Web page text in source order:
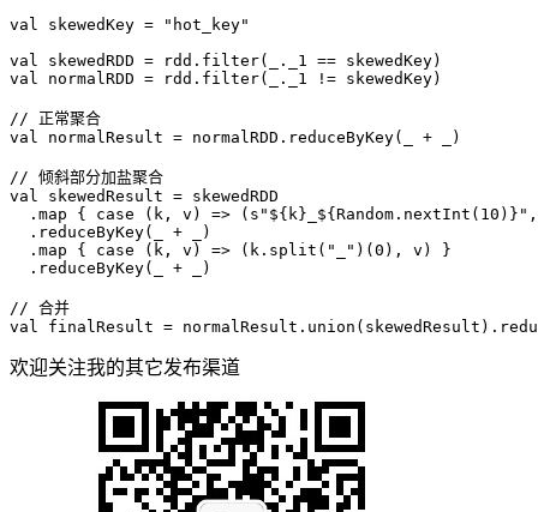
val skewedKey =
"hot_key"
val
val normalRDD = rdd.filter(_._1 != skewedKey)
// 正常聚合
val normalResult = normalRDD.reduceByKey(_ + _)
// 倾斜部分加盐聚合
val skewedResult = skewedRDD
  .map {
case (k, v) => ( s" ${k} ${Random.nextInt(10)} "
  .reduceByKey(_ + _)
  .map {
case (k, v) => (k.split( "_" )( 0 ), v) }
  .reduceByKey(_ + _)
// 合并
val finalResult =
欢迎关注我的其它发布渠道